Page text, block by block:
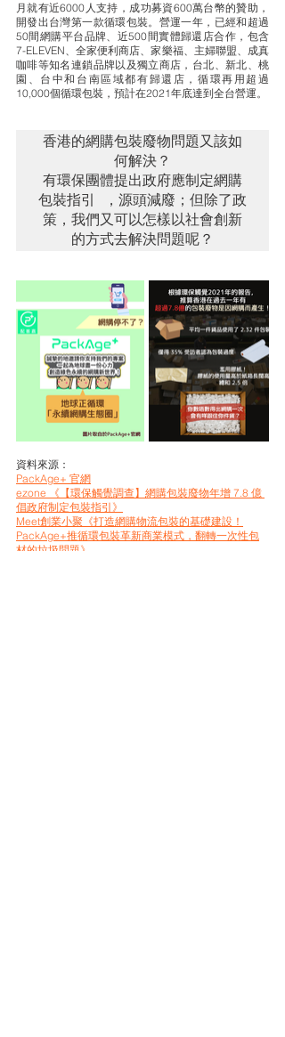
月就有近6000人支持，成功募資600萬台幣的贊助，
開發出台灣第一款循環包裝。營運一年，已經和超過
50間網購平台品牌、近500間實體歸還店合作，包含
7-ELEVEN、全家便利商店、家樂福、主婦聯盟、成真
咖啡等知名連鎖品牌以及獨立商店，台北、新北、桃
園、台中和台南區域都有歸還店，循環再用超過
10,000個循環包裝，預計在2021年底達到全台營運。
香港的網購包裝廢物問題又該如
何解決？
有環保團體提出政府應制定網購
包裝指引 ，源頭減廢；但除了政
策，我們又可以怎樣以社會創新
的方式去解決問題呢？
資料來源：
PackAge+ 官網
ezone 《【環保觸覺調查】網購包裝廢物年增 7.8 億
倡政府制定包裝指引》
Meet創業小聚《打造網購物流包裝的基礎建設！
PackAge+推循環包裝革新商業模式，翻轉一次性包
材的垃圾問題》